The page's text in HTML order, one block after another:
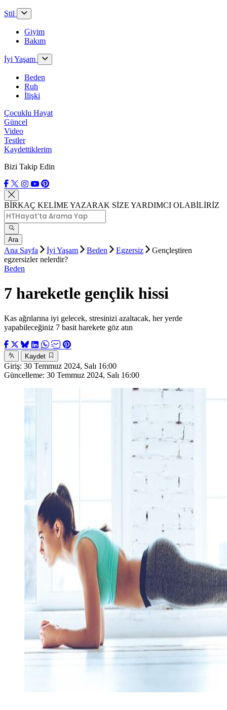
Stil
Giyim
Bakım
İyi Yaşam
Beden
Ruh
İlişki
Çocuklu Hayat
Güncel
Video
Testler
Kaydettiklerim
Bizi Takip Edin
BİRKAÇ KELİME YAZARAK SİZE YARDIMCI OLABİLİRİZ
Ara
Ana Sayfa İyi Yaşam Beden Egzersiz
Gençleştiren
egzersizler nelerdir?
Beden
7 hareketle gençlik hissi
Kas ağrılarına iyi gelecek, stresinizi azaltacak, her yerde
yapabileceğiniz 7 basit harekete göz atın
Kaydet
Giriş: 30 Temmuz 2024, Salı 16:00
Güncelleme: 30 Temmuz 2024, Salı 16:00